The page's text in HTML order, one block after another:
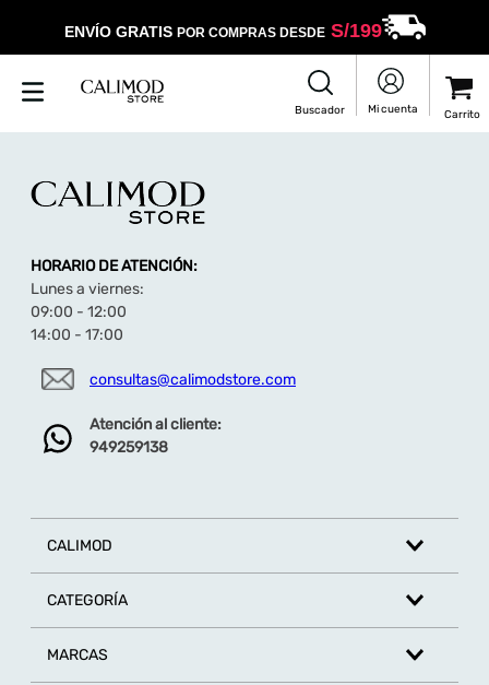
ENVÍO GRATIS POR COMPRAS DESDES/199
HORARIO DE ATENCIÓN:
Lunes a viernes:
09:00 - 12:00
14:00 - 17:00
consultas@calimodstore.com
Atención al cliente:
949259138
CALIMOD
CATEGORÍA
MARCAS